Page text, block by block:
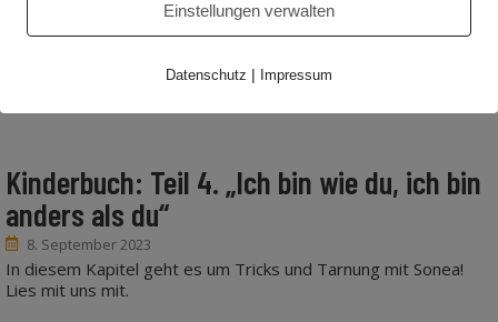
Kinderbuch: Teil 4. „Ich bin wie du, ich bin
anders als du“
8. September 2023
In diesem Kapitel geht es um Tricks und Tarnung mit Sonea!
Lies mit uns mit.
Einstellungen verwalten
Datenschutz | Impressum